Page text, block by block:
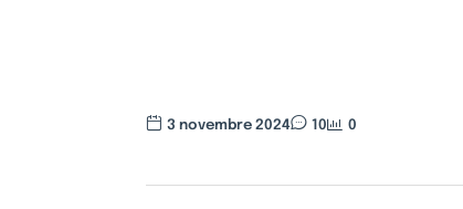
3 novembre 2024 10 0